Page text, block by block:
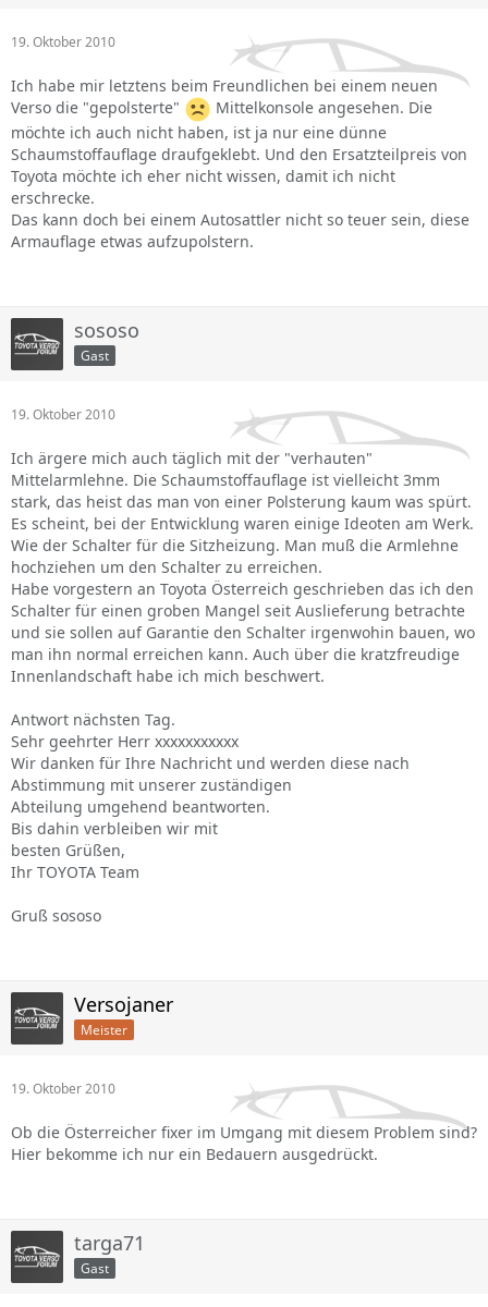
19. Oktober 2010
Ich habe mir letztens beim Freundlichen bei einem neuen
Verso die "gepolsterte"
Mittelkonsole angesehen. Die
möchte ich auch nicht haben, ist ja nur eine dünne
Schaumstoffauflage draufgeklebt. Und den Ersatzteilpreis von
Toyota möchte ich eher nicht wissen, damit ich nicht
erschrecke.
Das kann doch bei einem Autosattler nicht so teuer sein, diese
Armauflage etwas aufzupolstern.
sososo
Gast
19. Oktober 2010
Ich ärgere mich auch täglich mit der "verhauten"
Mittelarmlehne. Die Schaumstoffauflage ist vielleicht 3mm
stark, das heist das man von einer Polsterung kaum was spürt.
Es scheint, bei der Entwicklung waren einige Ideoten am Werk.
Wie der Schalter für die Sitzheizung. Man muß die Armlehne
hochziehen um den Schalter zu erreichen.
Habe vorgestern an Toyota Österreich geschrieben das ich den
Schalter für einen groben Mangel seit Auslieferung betrachte
und sie sollen auf Garantie den Schalter irgenwohin bauen, wo
man ihn normal erreichen kann. Auch über die kratzfreudige
Innenlandschaft habe ich mich beschwert.
Antwort nächsten Tag.
Sehr geehrter Herr xxxxxxxxxxx
Wir danken für Ihre Nachricht und werden diese nach
Abstimmung mit unserer zuständigen
Abteilung umgehend beantworten.
Bis dahin verbleiben wir mit
besten Grüßen,
Ihr TOYOTA Team
Gruß sososo
Versojaner
Meister
19. Oktober 2010
Ob die Österreicher fixer im Umgang mit diesem Problem sind?
Hier bekomme ich nur ein Bedauern ausgedrückt.
targa71
Gast